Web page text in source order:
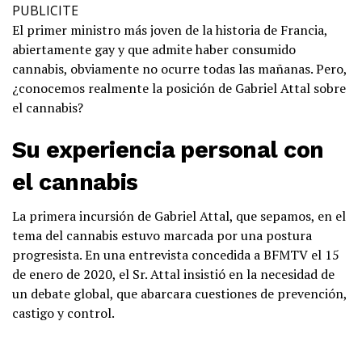
PUBLICITE
El primer ministro más joven de la historia de Francia,
abiertamente gay y que admite haber consumido
cannabis, obviamente no ocurre todas las mañanas. Pero,
¿conocemos realmente la posición de Gabriel Attal sobre
el cannabis?
Su experiencia personal con
el cannabis
La primera incursión de Gabriel Attal, que sepamos, en el
tema del cannabis estuvo marcada por una postura
progresista. En una entrevista concedida a BFMTV el 15
de enero de 2020, el Sr. Attal insistió en la necesidad de
un debate global, que abarcara cuestiones de prevención,
castigo y control.